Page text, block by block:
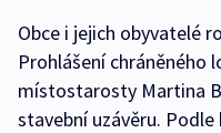
Obce i jejich obyvatelé
Prohlášení chráněného
místostarosty Martina
stavební uzávěru.